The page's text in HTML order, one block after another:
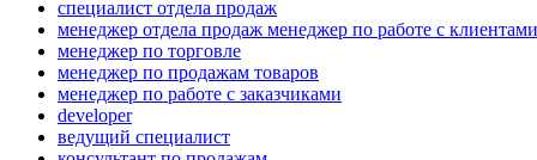
специалист отдела продаж
менеджер отдела продаж менеджер по работе с клиентами
менеджер по торговле
менеджер по продажам товаров
менеджер по работе с заказчиками
developer
ведущий специалист